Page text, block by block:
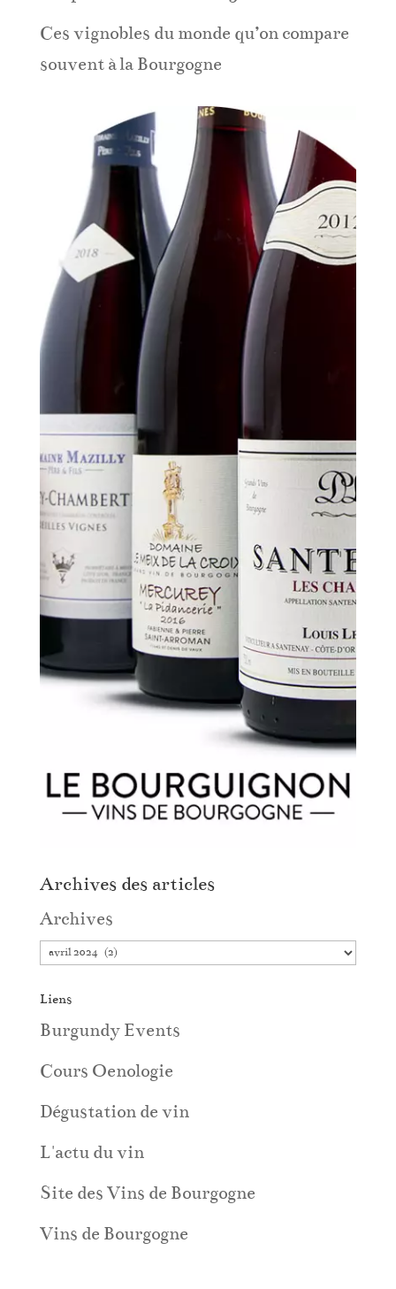
Ces vignobles du monde qu’on compare
souvent à la Bourgogne
Archives des articles
Archives
Liens
Burgundy Events
Cours Oenologie
Dégustation de vin
L'actu du vin
Site des Vins de Bourgogne
Vins de Bourgogne